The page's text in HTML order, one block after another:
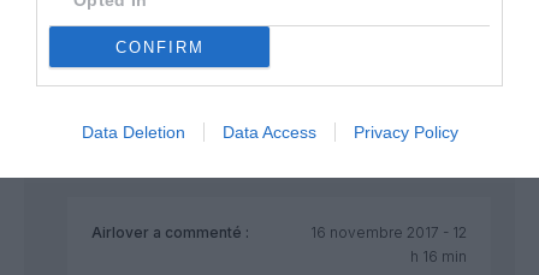
CONFIRM
Data Deletion Data Access Privacy Policy
Corsair dispose-t-il maintenant d’Airbus A340 ? En effet, j’ai
vu hier un A340 avec une livrée partielle de Corsair (le nom
RÉPONDRE
Airlover a commenté :
16 novembre 2017 - 12
h 16 min